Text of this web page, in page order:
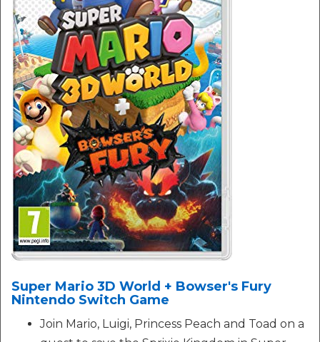
Super Mario 3D World + Bowser's Fury
Nintendo Switch Game
Join Mario, Luigi, Princess Peach and Toad on a